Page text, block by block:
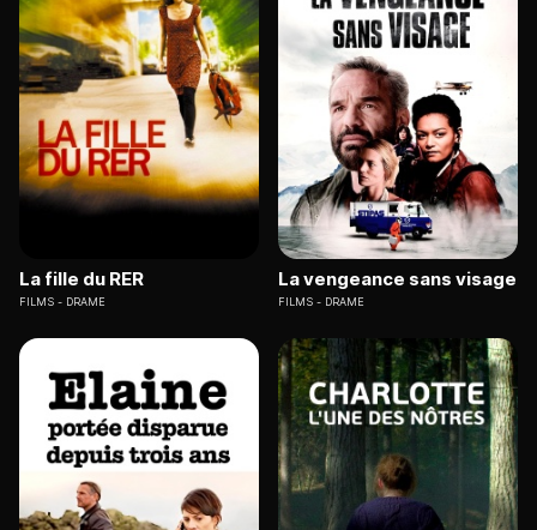
La fille du RER
FILMS DRAME
La vengeance sans visage
FILMS DRAME